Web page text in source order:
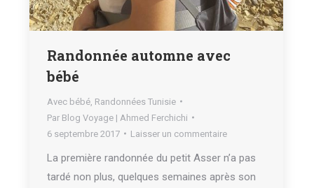
Randonnée automne avec
bébé
Avec bébé Randonnées Tunisie
Par Blog Voyage | Ahmed Ferchichi
6 septembre 2017
Laisser un commentaire
La première randonnée du petit Asser n’a pas
tardé non plus, quelques semaines après son